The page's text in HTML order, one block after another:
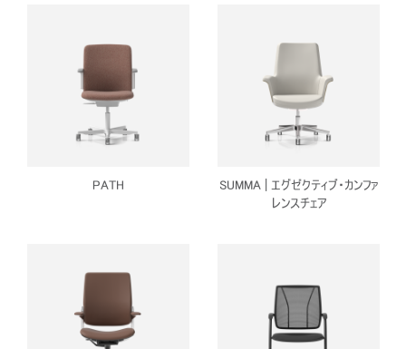
PATH
SUMMA | エグゼクティブ・カンファ
レンスチェア